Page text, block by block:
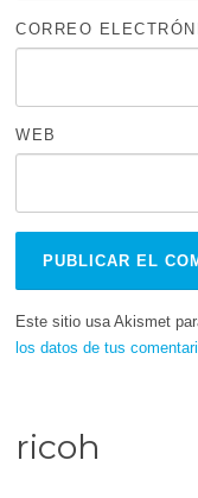
CORREO
WEB
Este sitio usa Akismet
los datos de tus
ricoh